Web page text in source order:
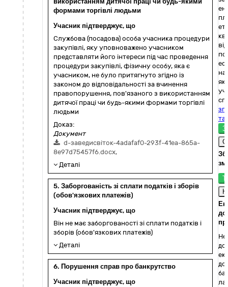
формами торгівлі людьми
Учасник підтверджує, що
Службова (посадова) особа учасника процедури
закупівлі, яку уповноважено учасником
представляти його інтереси під час проведення
процедури закупівлі, фізичну особу, яка є
учасником, не було притягнуто згідно із
законом до відповідальності за вчинення
правопорушення, пов'язаного з використанням
дитячої праці чи будь-якими формами торгівлі
людьми
Доказ:
Документ
d-заведисвіток-4adafaf0-293f-41ea-865a-
8e97d75457f6.docx,
Деталі
5. Заборгованість зі сплати податків і зборів
(обов'язкових платежів)
Учасник підтверджує, що
Він не має заборгованості зі сплати податків і
зборів (обов'язкових платежів)
Деталі
6. Порушення справ про банкрутство
Учасник підтверджує, що
на
Ні
Не
до